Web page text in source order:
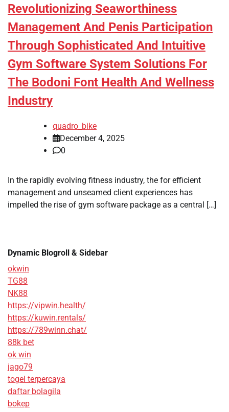
Revolutionizing Seaworthiness
Management And Penis Participation
Through Sophisticated And Intuitive
Gym Software System Solutions For
The Bodoni Font Health And Wellness
Industry
quadro_bike
December 4, 2025
0
In the rapidly evolving fitness industry, the for efficient
management and unseamed client experiences has
impelled the rise of gym software package as a central […]
Dynamic Blogroll & Sidebar
okwin
TG88
NK88
https://vipwin.health/
https://kuwin.rentals/
https://789winn.chat/
88k bet
ok win
jago79
togel terpercaya
daftar bolagila
bokep